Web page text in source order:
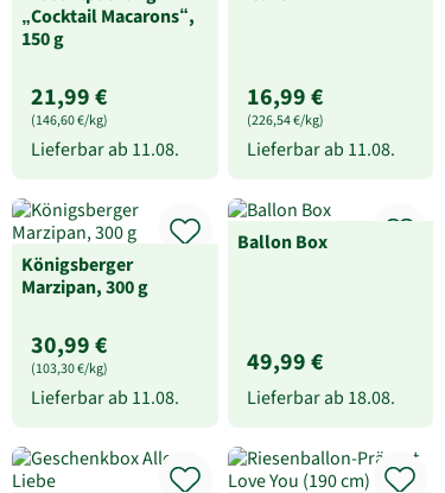
„Cocktail Macarons“,
150 g
21,99 €
(146,60 €/kg)
Lieferbar ab 11.08.
16,99 €
(226,54 €/kg)
Lieferbar ab 11.08.
Königsberger
Marzipan, 300 g
30,99 €
(103,30 €/kg)
Lieferbar ab 11.08.
Ballon Box
49,99 €
Lieferbar ab 18.08.